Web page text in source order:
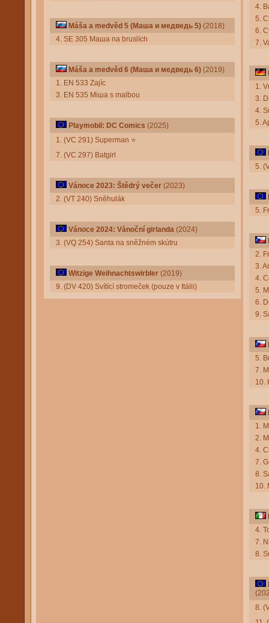
Máša a medvěd 5 (Маша и медведь 5) (2018)
4. SE 305 Маша na bruslích
Máša a medvěd 6 (Маша и медведь 6) (2019)
1. EN 533 Zajíc
3. EN 535 Мiша s malbou
Playmobil: DC Comics (2025)
1. (VC 291) Superman ⭐
7. (VC 297) Batgirl
Vánoce 2023: Štědrý večer (2023)
2. (VT 240) Sněhulák
Vánoce 2024: Vánoční girlanda (2024)
3. (VQ 254) Santa na sněžném skútru
Witzige Weihnachtswirbler (2019)
9. (DV 420) Svítící stromeček (pouze v Itálii)
4.
5.
6.
7.
1.
3.
4.
5.
5.
5.
2.
3.
4.
5.
6.
9.
5.
7.
10.
1.
2.
4.
7.
8.
10.
4.
7.
8.
8.